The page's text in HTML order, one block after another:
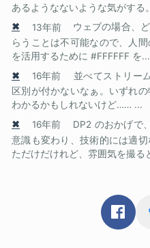
あるようなないような気がする
✖
13年前
ウェブの場合、
らうことは不可能なので、人
を活用するために #FFFFFF を...
✖
16年前
並べてストリー
区別が付かないなぁ。いずれ
わかるかもしれないけど…… ...
✖
16年前
DP2 のおかげで
意識も変わり、技術的には適
ただけだけれど、雰囲気を撮る